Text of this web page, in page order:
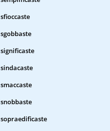
sfioccaste
sgobbaste
significaste
sindacaste
smaccaste
snobbaste
sopraedificaste